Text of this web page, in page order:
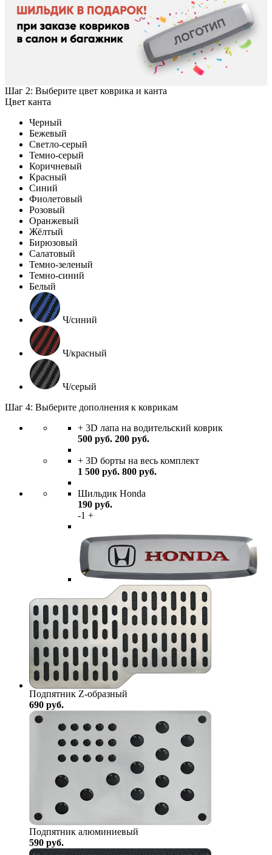
Шаг 2: Выберите цвет коврика и канта
Цвет канта
Черный
Бежевый
Светло-серый
Темно-серый
Коричневый
Красный
Синий
Фиолетовый
Розовый
Оранжевый
Жёлтый
Бирюзовый
Салатовый
Темно-зеленый
Темно-синий
Белый
Ч/синий
Ч/красный
Ч/серый
Шаг 4: Выберите дополнения к коврикам
+ 3D лапа на водительский коврик
500 руб. 200 руб.
+ 3D борты на весь комплект
1 500 руб. 800 руб.
Шильдик Honda
190 руб.
-1 +
Подпятник Z-образный
690 руб.
Подпятник алюминиевый
590 руб.